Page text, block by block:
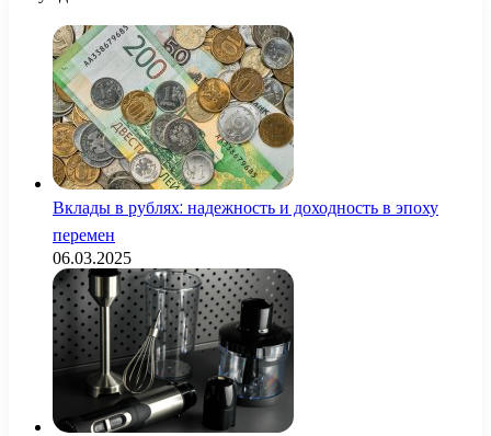
Вклады в рублях: надежность и доходность в эпоху
перемен
06.03.2025